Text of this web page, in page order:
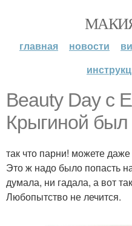
главная новости
Beauty Day с
Крыгиной был
так что парни! можете даже
Это ж надо было попасть
думала, ни гадала, а вот
Любопытство не лечится.